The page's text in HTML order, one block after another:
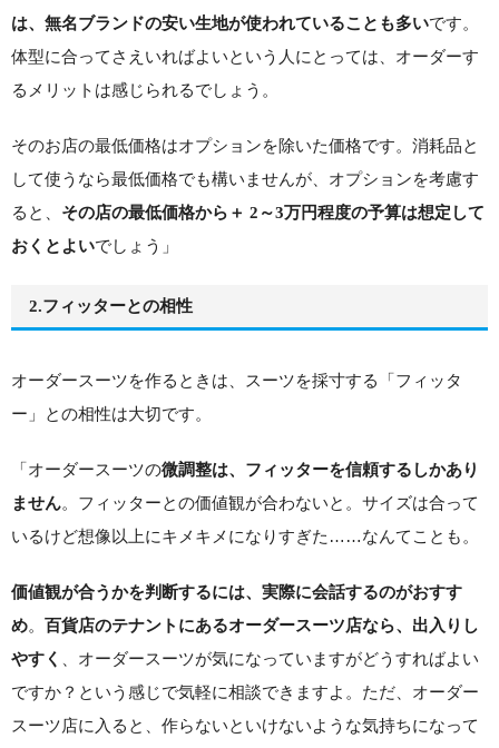
は、無名ブランドの安い生地が使われていることも多いです。
体型に合ってさえいればよいという人にとっては、オーダーす
るメリットは感じられるでしょう。
そのお店の最低価格はオプションを除いた価格です。消耗品と
して使うなら最低価格でも構いませんが、オプションを考慮す
ると、 その店の最低価格から＋ 2～3万円程度の予算は想定して
おくとよいでしょう」
2.フィッターとの相性
オーダースーツを作るときは、スーツを採寸する「フィッタ
ー」との相性は大切です。
「オーダースーツの微調整は、フィッターを信頼するしかあり
ません。フィッターとの価値観が合わないと。サイズは合って
いるけど想像以上にキメキメになりすぎた……なんてことも。
価値観が合うかを判断するには、実際に会話するのがおすす
め。 百貨店のテナントにあるオーダースーツ店なら、出入りし
やすく
、オーダースーツが気になっていますがどうすればよい
ですか？という感じで気軽に相談できますよ。ただ、オーダー
スーツ店に入ると、作らないといけないような気持ちになって